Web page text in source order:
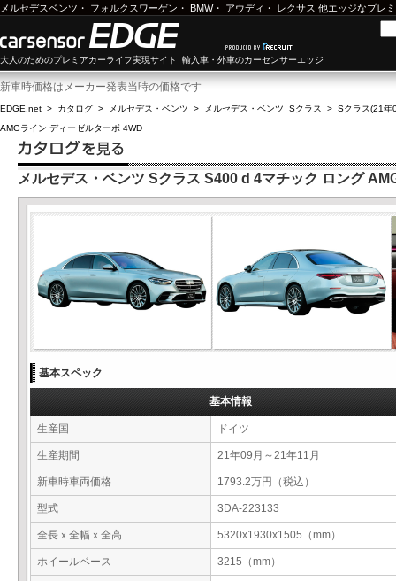
メルセデスベンツ ・ フォルクスワーゲン ・ BMW・ アウディ ・ レクサス 他エッジなプレ
大人のためのプレミアカーライフ実現サイト 輸入車・外車のカーセンサーエッジ
新車時価格はメーカー発表当時の価格です
EDGE.net > カタログ > メルセデス・ベンツ > メルセデス・ベンツ Sクラス > Sクラス(21年
AMGライン ディーゼルターボ 4WD
メルセデス・ベンツ Sクラス S400 d 4マチック ロング
基本スペック
基本情報
生産国 ドイツ
生産期間 21年09月～21年11月
新車時車両価格 1793.2万円（税込）
型式 3DA-223133
全長ｘ全幅ｘ全高 5320x1930x1505（mm）
ホイールベース 3215（mm）